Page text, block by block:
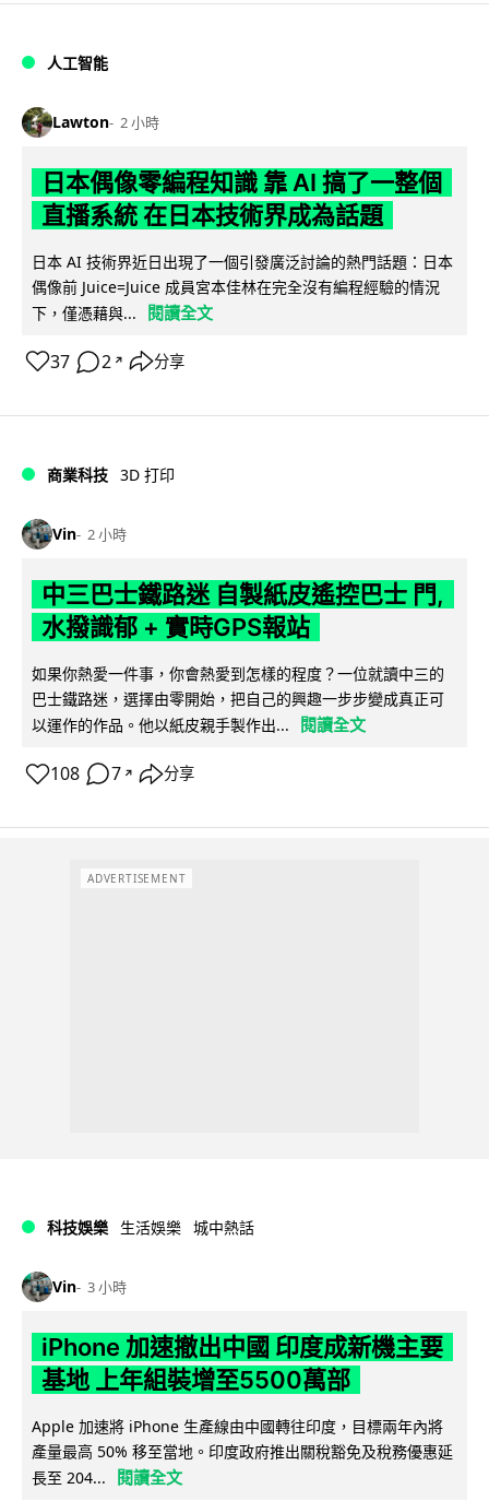
人工智能
Lawton 2 小時
日本偶像零編程知識 靠 AI 搞了一整個
直播系統 在日本技術界成為話題
日本 AI 技術界近日出現了一個引發廣泛討論的熱門話題：日本
偶像前 Juice=Juice 成員宮本佳林在完全沒有編程經驗的情況
下，僅憑藉與...
閱讀全文
37 2 ↗ 分享
商業科技 3D 打印
Vin 2 小時
中三巴士鐵路迷 自製紙皮遙控巴士 門,
水撥識郁 + 實時GPS報站
如果你熱愛一件事，你會熱愛到怎樣的程度？一位就讀中三的
巴士鐵路迷，選擇由零開始，把自己的興趣一步步變成真正可
以運作的作品。他以紙皮親手製作出...
閱讀全文
108 7 ↗ 分享
ADVERTISEMENT
科技娛樂 生活娛樂 城中熱話
Vin 3 小時
iPhone 加速撤出中國 印度成新機主要
基地 上年組裝增至5500萬部
Apple 加速將 iPhone 生產線由中國轉往印度，目標兩年內將
產量最高 50% 移至當地。印度政府推出關稅豁免及稅務優惠延
長至 204...
閱讀全文